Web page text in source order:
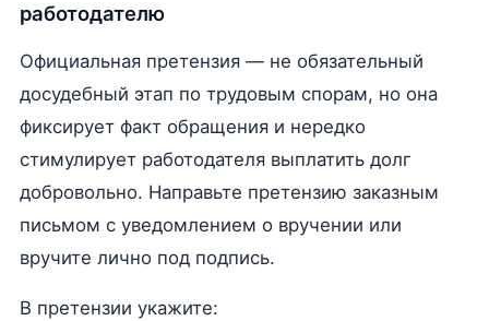
работодателю
Официальная претензия — не обязательный
досудебный этап по трудовым спорам, но она
фиксирует факт обращения и нередко
стимулирует работодателя выплатить долг
добровольно. Направьте претензию заказным
письмом с уведомлением о вручении или
вручите лично под подпись.
В претензии укажите: